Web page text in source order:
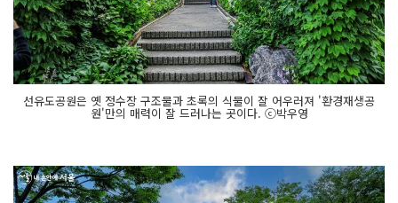
선유도공원은 옛 정수장 구조물과 초록의 식물이 잘 어우러져 '환경재생공
원'만의 매력이 잘 드러나는 곳이다. ⓒ박우영